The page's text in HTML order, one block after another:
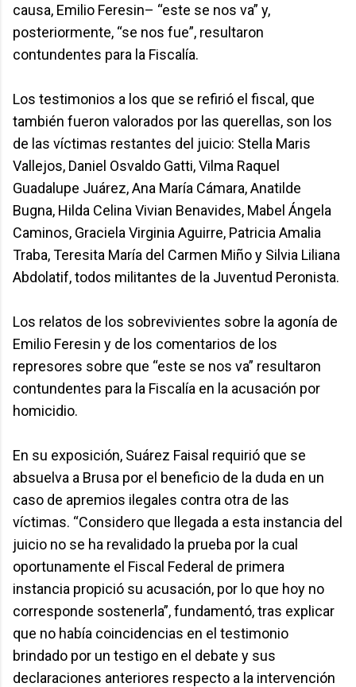
causa, Emilio Feresin– “este se nos va” y,
posteriormente, “se nos fue”, resultaron
contundentes para la Fiscalía.
Los testimonios a los que se refirió el fiscal, que
también fueron valorados por las querellas, son los
de las víctimas restantes del juicio: Stella Maris
Vallejos, Daniel Osvaldo Gatti, Vilma Raquel
Guadalupe Juárez, Ana María Cámara, Anatilde
Bugna, Hilda Celina Vivian Benavides, Mabel Ángela
Caminos, Graciela Virginia Aguirre, Patricia Amalia
Traba, Teresita María del Carmen Miño y Silvia Liliana
Abdolatif, todos militantes de la Juventud Peronista.
Los relatos de los sobrevivientes sobre la agonía de
Emilio Feresin y de los comentarios de los
represores sobre que “este se nos va” resultaron
contundentes para la Fiscalía en la acusación por
homicidio.
En su exposición, Suárez Faisal requirió que se
absuelva a Brusa por el beneficio de la duda en un
caso de apremios ilegales contra otra de las
víctimas. “Considero que llegada a esta instancia del
juicio no se ha revalidado la prueba por la cual
oportunamente el Fiscal Federal de primera
instancia propició su acusación, por lo que hoy no
corresponde sostenerla”, fundamentó, tras explicar
que no había coincidencias en el testimonio
brindado por un testigo en el debate y sus
declaraciones anteriores respecto a la intervención